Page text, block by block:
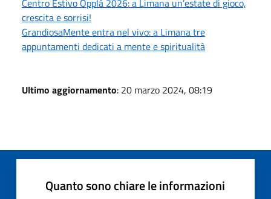
crescita e sorrisi!
GrandiosaMente entra nel vivo: a Limana tre
appuntamenti dedicati a mente e spiritualità
Ultimo aggiornamento: 20 marzo 2024, 08:19
Quanto sono chiare le informazioni